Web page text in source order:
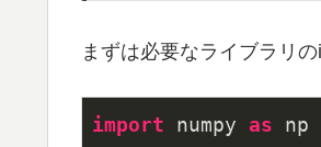
まずは必要なライブラリ
import numpy as